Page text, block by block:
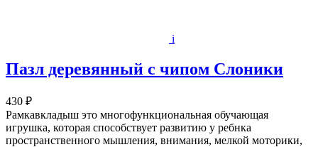
i
Пазл деревянный с чипом Слоники
430 ₽
Рамкавкладыш это многофункциональная обучающая
игрушка, которая способствует развитию у ребнка
пространственного мышления, внимания, мелкой моторики,